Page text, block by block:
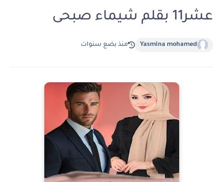
عشر11 بقلم شيماء صبحى
Yasmina mohamed منذ بضع سنوات